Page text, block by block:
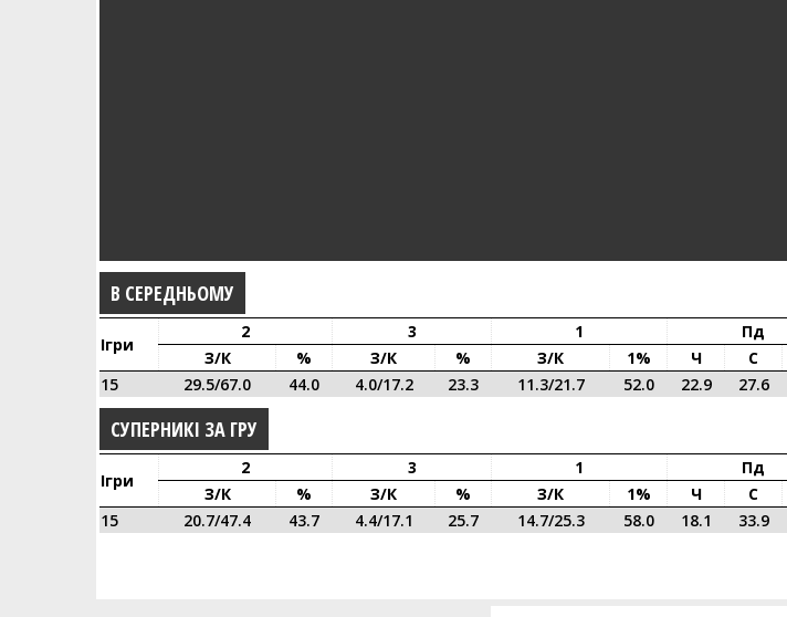
В СЕРЕДНЬОМУ
Ігри
2 3 1 Пд
З/к % З/к % З/к 1% Ч С
15
29.5/67.0 44.0 4.0/17.2 23.3 11.3/21.7 52.0 22.9 27.6
СУПЕРНИКІ ЗА ГРУ
Ігри
2 3 1 Пд
З/к % З/к % З/к 1% Ч С
15
20.7/47.4 43.7 4.4/17.1 25.7 14.7/25.3 58.0 18.1 33.9